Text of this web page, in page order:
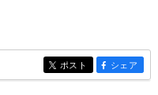
entry145
ポスト entry145
シェア